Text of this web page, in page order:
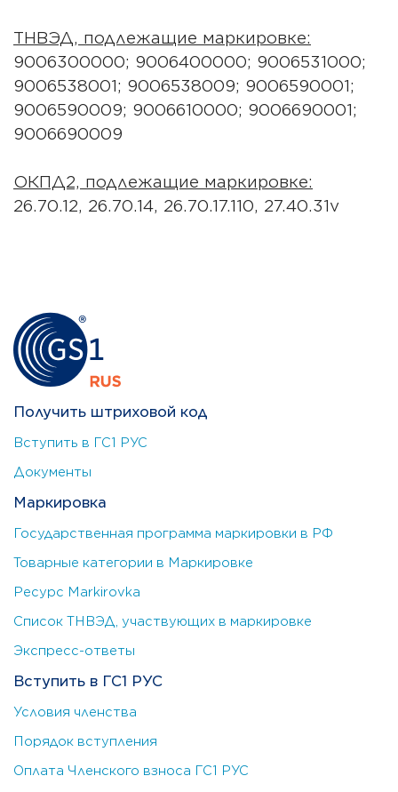
ТНВЭД, подлежащие маркировке:
9006300000; 9006400000; 9006531000;
9006538001; 9006538009; 9006590001;
9006590009; 9006610000; 9006690001;
9006690009
ОКПД2, подлежащие маркировке:
26.70.12, 26.70.14, 26.70.17.110, 27.40.31v
Получить штриховой код
Вступить в ГС1 РУС
Документы
Маркировка
Государственная программа маркировки в РФ
Товарные категории в Маркировке
Ресурс Markirovka
Список ТНВЭД, участвующих в маркировке
Экспресс-ответы
Вступить в ГС1 РУС
Условия членства
Порядок вступления
Оплата Членского взноса ГС1 РУС